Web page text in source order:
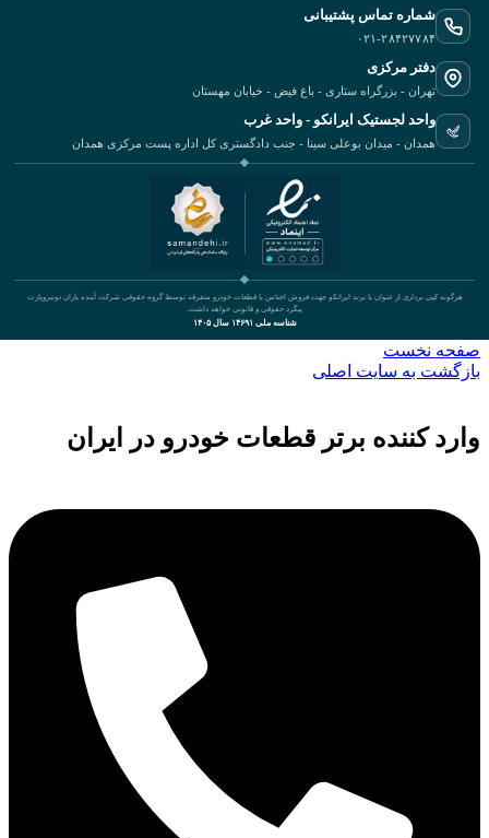
شماره تماس پشتیبانی
۰۲۱-۲۸۴۲۷۷۸۴
دفتر مرکزی
تهران - بزرگراه ستاری - باغ فیض - خیابان مهستان
واحد لجستیک ایرانکو - واحد غرب
همدان - میدان بوعلی سینا - جنب دادگستری کل اداره پست مرکزی همدان
هرگونه کپی برداری از عنوان یا برند ایرانکو جهت فروش اجناس یا قطعات خودرو متفرقه توسط گروه حقوقی شرکت آینده یاران دونیروپارت
پیگرد حقوقی و قانونی خواهد داشت.
شناسه ملی ۱۴۶۹۱ سال ۱۴۰۵
صفحه نخست
بازگشت به سایت اصلی
وارد کننده برتر قطعات خودرو در ایران